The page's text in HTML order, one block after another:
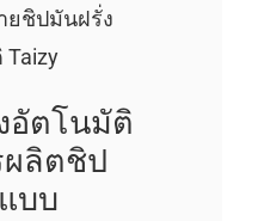
ยชิปมันฝรั่ง
อัตโนมัติ
ผลิตชิป
บบ